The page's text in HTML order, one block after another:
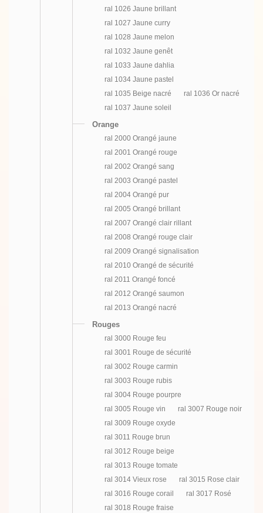
ral 1026 Jaune brillant
ral 1027 Jaune curry
ral 1028 Jaune melon
ral 1032 Jaune genêt
ral 1033 Jaune dahlia
ral 1034 Jaune pastel
ral 1035 Beige nacré
ral 1036 Or nacré
ral 1037 Jaune soleil
Orange
ral 2000 Orangé jaune
ral 2001 Orangé rouge
ral 2002 Orangé sang
ral 2003 Orangé pastel
ral 2004 Orangé pur
ral 2005 Orangé brillant
ral 2007 Orangé clair rillant
ral 2008 Orangé rouge clair
ral 2009 Orangé signalisation
ral 2010 Orangé de sécurité
ral 2011 Orangé foncé
ral 2012 Orangé saumon
ral 2013 Orangé nacré
Rouges
ral 3000 Rouge feu
ral 3001 Rouge de sécurité
ral 3002 Rouge carmin
ral 3003 Rouge rubis
ral 3004 Rouge pourpre
ral 3005 Rouge vin
ral 3007 Rouge noir
ral 3009 Rouge oxyde
ral 3011 Rouge brun
ral 3012 Rouge beige
ral 3013 Rouge tomate
ral 3014 Vieux rose
ral 3015 Rose clair
ral 3016 Rouge corail
ral 3017 Rosé
ral 3018 Rouge fraise